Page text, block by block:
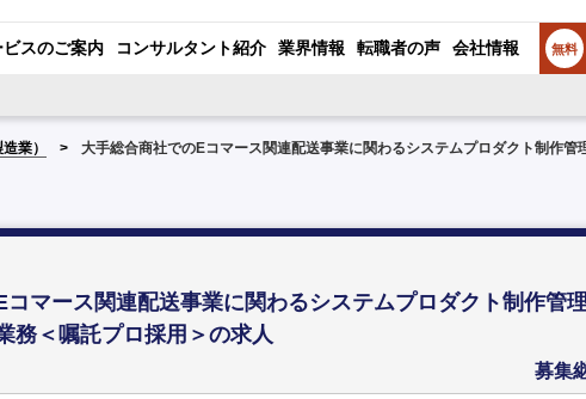
ビスのご案内 コンサルタント紹介 業界情報 転職者の声 会社情報 無料
業）
大手総合商社でのEコマース関連配送事業に関わるシステムプロダクト制作
コマース関連配送事業に関わるシステムプロダクト制作管
務＜嘱託プロ採用＞の求人
募集